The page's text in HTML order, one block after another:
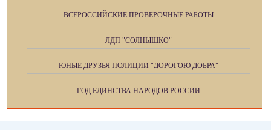
ВСЕРОССИЙСКИЕ ПРОВЕРОЧНЫЕ РАБОТЫ
ЛДП "СОЛНЫШКО"
ЮНЫЕ ДРУЗЬЯ ПОЛИЦИИ "ДОРОГОЮ ДОБРА"
ГОД ЕДИНСТВА НАРОДОВ РОССИИ